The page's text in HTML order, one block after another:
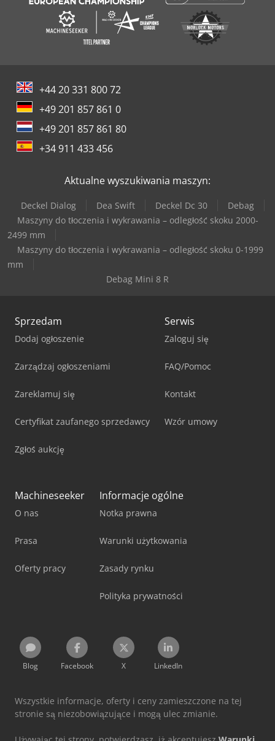
+44 20 331 800 72
+49 201 857 861 0
+49 201 857 861 80
+34 911 433 456
Aktualne wyszukiwania maszyn:
Deckel Dialog Dea Swift Deckel Dc 30
Debag
Maszyny do tłoczenia i wykrawania – odległość skoku 2000-
2499 mm
Maszyny do tłoczenia i wykrawania – odległość skoku 0-1999
mm
Debag Mini 8 R
Sprzedam
Dodaj ogłoszenie
Zarządzaj ogłoszeniami
Zareklamuj się
Certyfikat zaufanego sprzedawcy
Zgłoś aukcję
Serwis
Zaloguj się
FAQ/Pomoc
Kontakt
Wzór umowy
Machineseeker
O nas
Prasa
Oferty pracy
Informacje ogólne
Notka prawna
Warunki użytkowania
Zasady rynku
Polityka prywatności
Blog Facebook X LinkedIn
Wszystkie informacje, oferty i ceny zamieszczone na tej
stronie są niezobowiązujące i mogą ulec zmianie.